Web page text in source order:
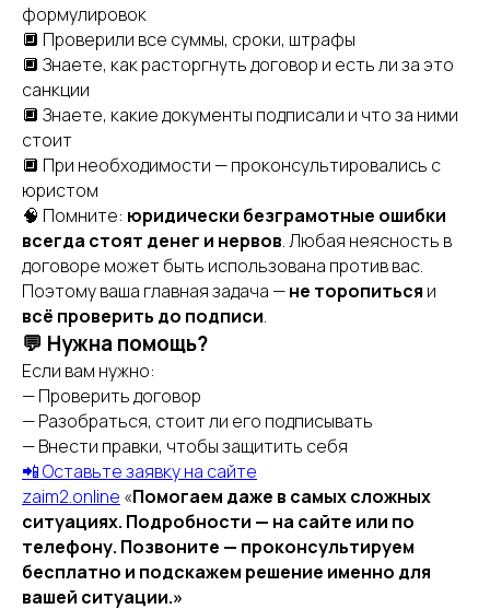
формулировок
🔲 Проверили все суммы, сроки, штрафы
🔲 Знаете, как расторгнуть договор и есть ли за это
санкции
🔲 Знаете, какие документы подписали и что за ними
стоит
🔲 При необходимости — проконсультировались с
юристом
🧠 Помните: юридически безграмотные ошибки
всегда стоят денег и нервов. Любая неясность в
договоре может быть использована против вас.
Поэтому ваша главная задача —не торопиться и
всё проверить до подписи.
💬 Нужна помощь?
Если вам нужно:
— Проверить договор
— Разобраться, стоит ли его подписывать
— Внести правки, чтобы защитить себя
📲 Оставьте заявку на сайте
zaim2.online «Помогаем даже в самых сложных
ситуациях. Подробности — на сайте или по
телефону. Позвоните — проконсультируем
бесплатно и подскажем решение именно для
вашей ситуации.»